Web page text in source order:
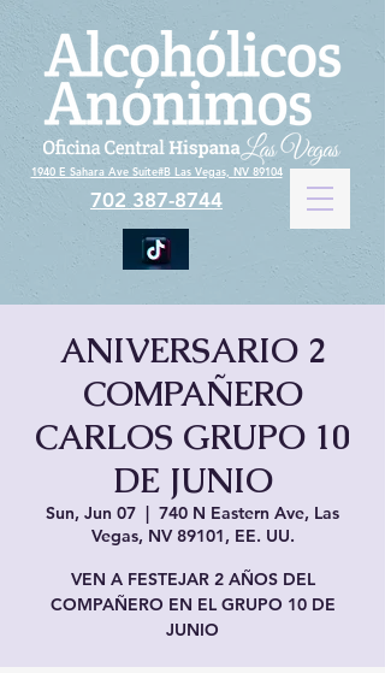
1940 E Sahara Ave Suite#B Las Vegas, NV 89104
702 387-8744
ANIVERSARIO 2
COMPAÑERO
CARLOS GRUPO 10
DE JUNIO
Sun, Jun 07
  |
740 N Eastern Ave, Las
Vegas, NV 89101, EE. UU.
VEN A FESTEJAR 2 AÑOS DEL
COMPAÑERO EN EL GRUPO 10 DE
JUNIO